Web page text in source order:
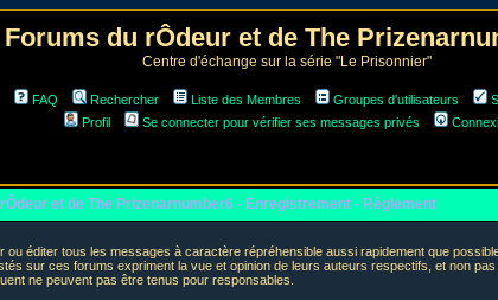
Forums du rÔdeur et de The
Centre d'échange sur la série "Le Prisonnier"
FAQ Rechercher Liste des Membres Groupes d'utilisateurs
Profil
Se connecter pour vérifier ses messages privés
et de The Prizenarnumber6 - Enregistrement - Règlement
éditer tous les messages à caractère répréhensible aussi rapidement que
sur ces forums expriment la vue et opinion de leurs auteurs respectifs, et non
ne peuvent pas être tenus pour responsables.